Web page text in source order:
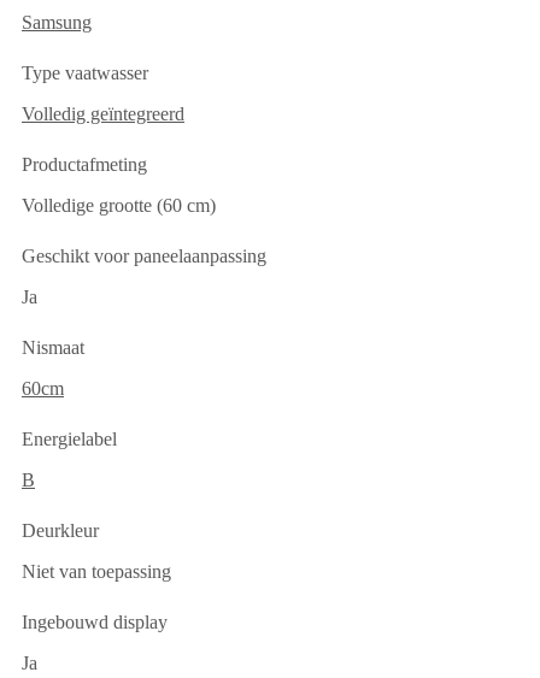
Samsung
Type vaatwasser
Volledig geïntegreerd
Productafmeting
Volledige grootte (60 cm)
Geschikt voor paneelaanpassing
Ja
Nismaat
60cm
Energielabel
B
Deurkleur
Niet van toepassing
Ingebouwd display
Ja